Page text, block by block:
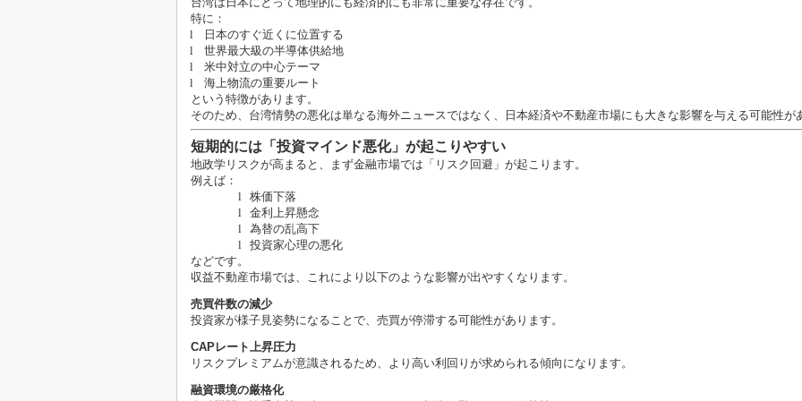
特に：
l
日本のすぐ近くに位置する
l
世界最大級の半導体供給地
l
米中対立の中心テーマ
l
海上物流の重要ルート
という特徴があります。
そのため、台湾情勢の悪化は単なる海外ニュースではなく、日本経済や不動産市場にも大きな影響を与える可能性が
短期的には「投資マインド悪化」が起こりやすい
地政学リスクが高まると、まず金融市場では「リスク回避」が起こります。
例えば：
l
株価下落
l
金利上昇懸念
l
為替の乱高下
l
投資家心理の悪化
などです。
収益不動産市場では、これにより以下のような影響が出やすくなります。
売買件数の減少
投資家が様子見姿勢になることで、売買が停滞する可能性があります。
CAPレート上昇圧力
リスクプレミアムが意識されるため、より高い利回りが求められる傾向になります。
融資環境の厳格化